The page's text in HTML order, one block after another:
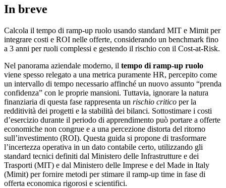
In breve
Calcola il tempo di ramp-up ruolo usando standard MIT e Mimit per
integrare costi e ROI nelle offerte, considerando un benchmark fino
a 3 anni per ruoli complessi e gestendo il rischio con il Cost-at-Risk.
Nel panorama aziendale moderno, il tempo di ramp-up ruolo
viene spesso relegato a una metrica puramente HR, percepito come
un intervallo di tempo necessario affinché un nuovo assunto “prenda
confidenza” con le proprie mansioni. Tuttavia, ignorare la natura
finanziaria di questa fase rappresenta un rischio critico per la
redditività dei progetti e la stabilità dei bilanci. Sottostimare i costi
d’esercizio durante il periodo di apprendimento può portare a offerte
economiche non congrue e a una percezione distorta del ritorno
sull’investimento (ROI). Questa guida si propone di trasformare
l’incertezza operativa in un dato contabile certo, utilizzando gli
standard tecnici definiti dal Ministero delle Infrastrutture e dei
Trasporti (MIT) e dal Ministero delle Imprese e del Made in Italy
(Mimit) per fornire metodi per stimare il ramp-up time in fase di
offerta economica rigorosi e scientifici.